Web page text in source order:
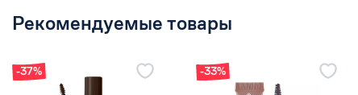
Рекомендуемые товары
-37% -33%